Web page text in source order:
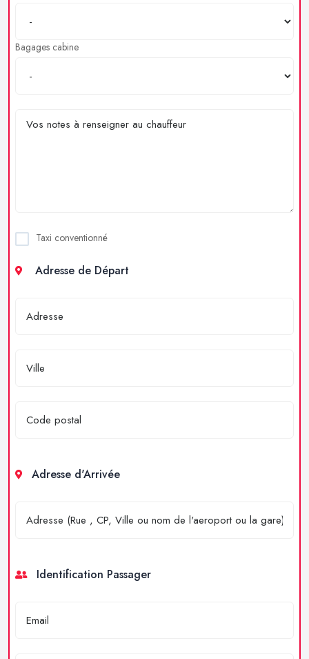
Bagages cabine
Taxi conventionné
Adresse de Départ
Adresse d'Arrivée
Identification Passager